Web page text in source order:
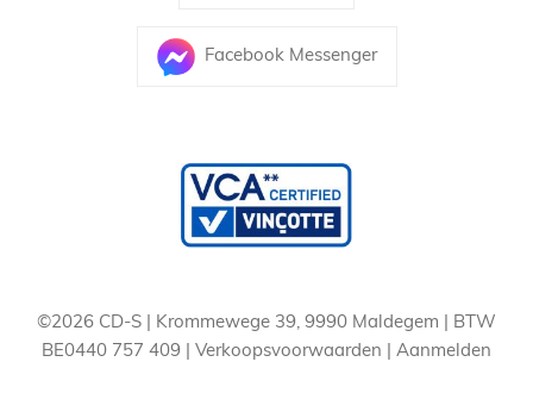
Facebook Messenger
©2026 CD-S | Krommewege 39, 9990 Maldegem | BTW
BE0440 757 409 | Verkoopsvoorwaarden | Aanmelden